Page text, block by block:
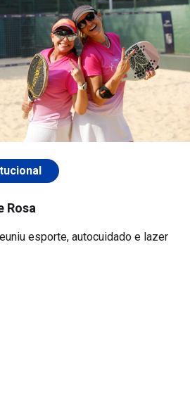
Rosa
esporte, autocuidado e lazer